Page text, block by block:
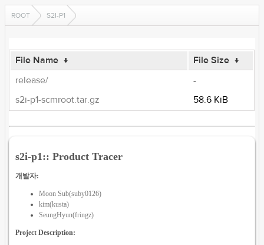
ROOT S2I-P1
File Name ↓ File Size ↓
release/
-
s2i-p1-scmroot.tar.gz
58.6 KiB
s2i-p1:: Product Tracer
개발자:
Moon Sub(suby0126)
kim(kusta)
SeungHyun(fringz)
Project Description: